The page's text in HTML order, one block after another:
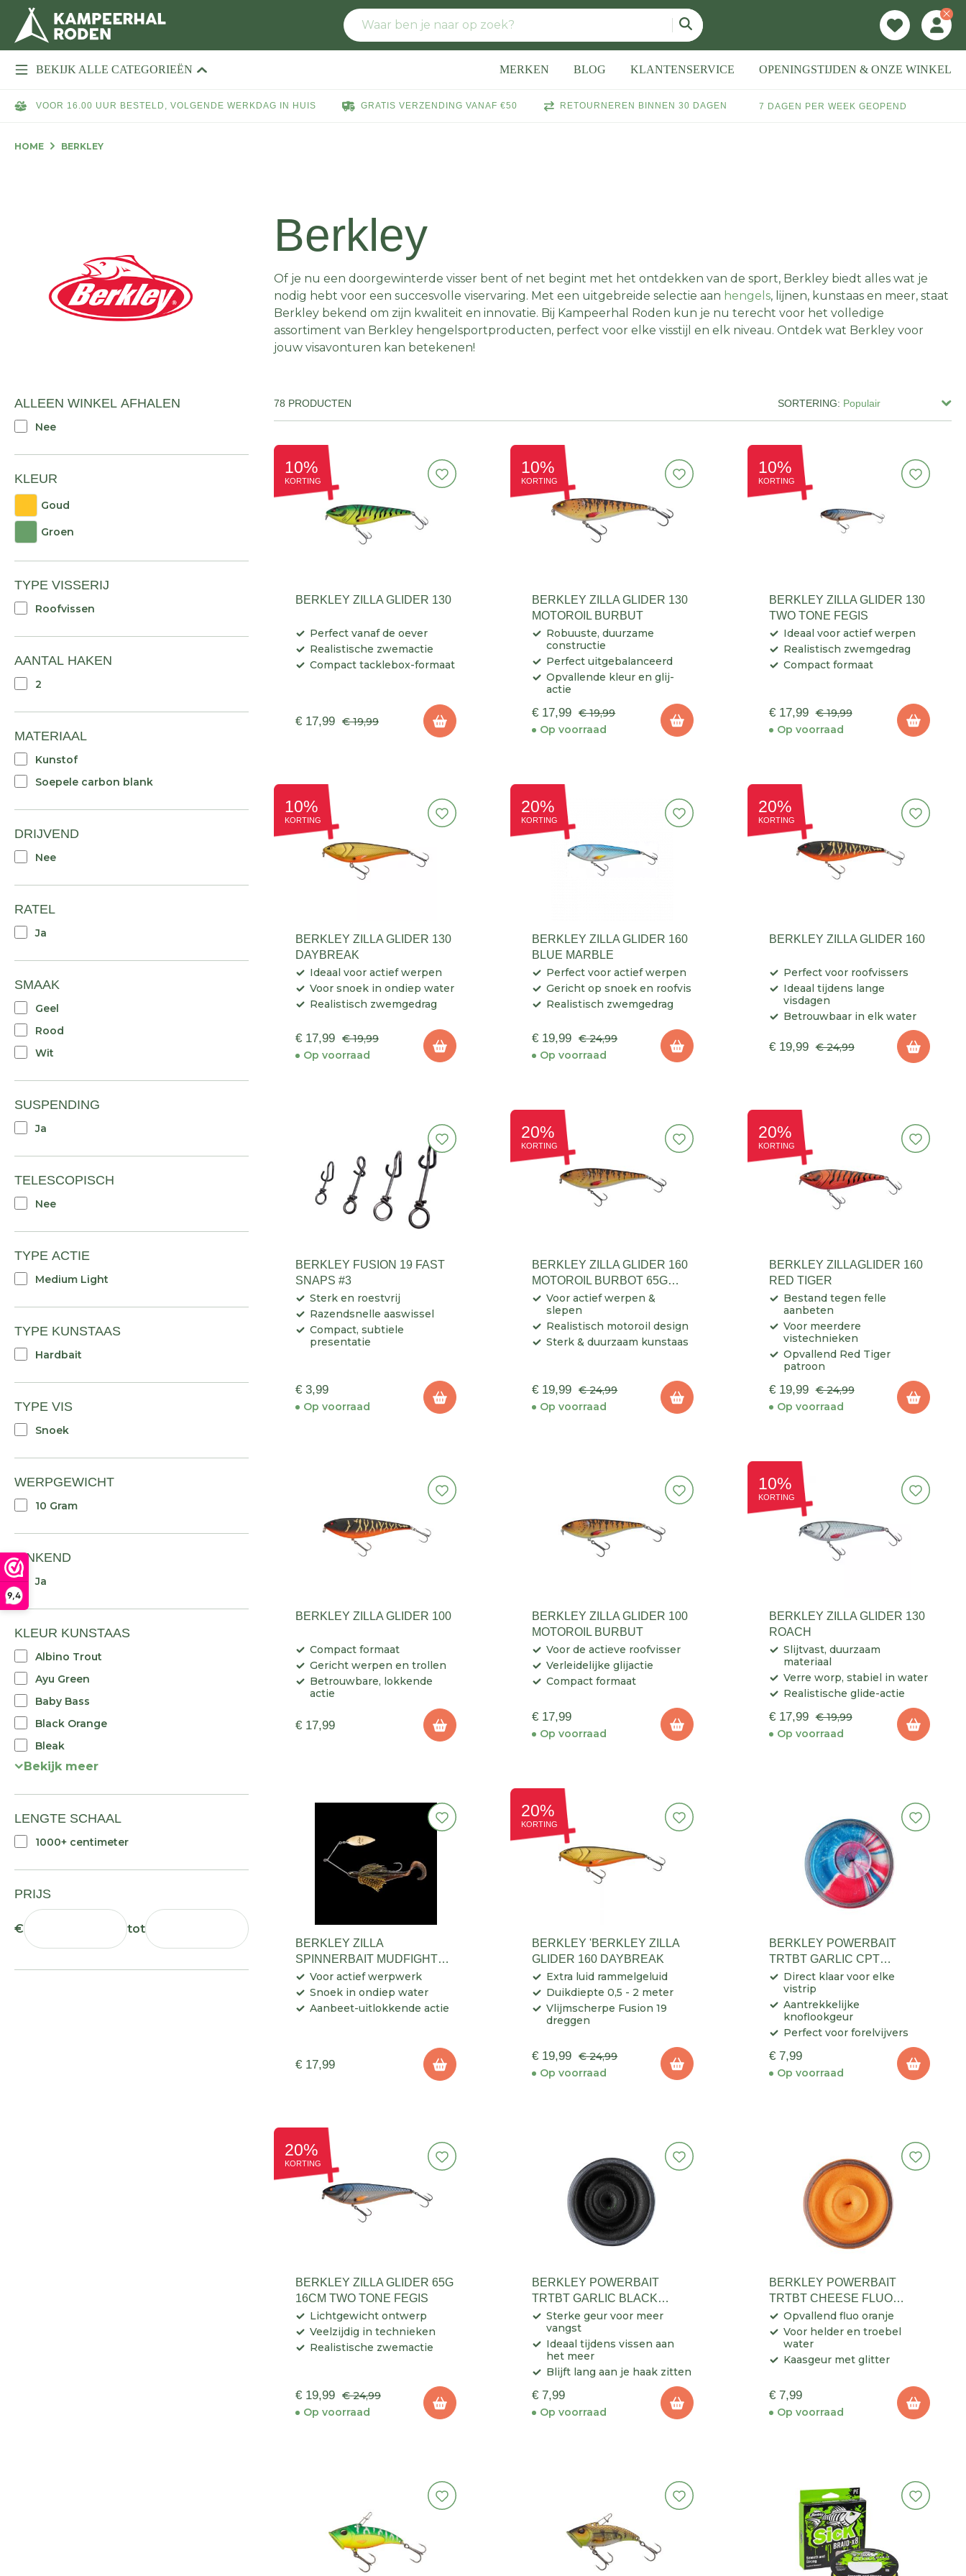
9,4
BEKIJK ALLE CATEGORIEËN MERKEN BLOG KLANTENSERVICE OPENINGSTIJDEN & ONZE WINKEL
VOOR 16.00 UUR BESTELD, VOLGENDE WERKDAG IN HUIS GRATIS VERZENDING VANAF €50 RETOURNEREN BINNEN 30 DAGEN 7 DAGEN PER WEEK GEOPEND
HOME BERKLEY
Berkley
Of je nu een doorgewinterde visser bent of net begint met het ontdekken van de sport, Berkley biedt alles wat je
nodig hebt voor een succesvolle viservaring. Met een uitgebreide selectie aan hengels, lijnen, kunstaas en meer, staat
Berkley bekend om zijn kwaliteit en innovatie. Bij Kampeerhal Roden kun je nu terecht voor het volledige
assortiment van Berkley hengelsportproducten, perfect voor elke visstijl en elk niveau. Ontdek wat Berkley voor
jouw visavonturen kan betekenen!
ALLEEN WINKEL AFHALEN
Nee
KLEUR
Goud
Groen
TYPE VISSERIJ
Roofvissen
AANTAL HAKEN
2
MATERIAAL
Kunstof
Soepele carbon blank
DRIJVEND
Nee
RATEL
Ja
SMAAK
Geel
Rood
Wit
SUSPENDING
Ja
TELESCOPISCH
Nee
TYPE ACTIE
Medium Light
TYPE KUNSTAAS
Hardbait
TYPE VIS
Snoek
WERPGEWICHT
10 Gram
ZINKEND
Ja
KLEUR KUNSTAAS
Albino Trout
Ayu Green
Baby Bass
Black Orange
Bleak
Bekijk meer
LENGTE SCHAAL
1000+ centimeter
PRIJS
€ tot
78 PRODUCTEN SORTERING:
10%
KORTING
BERKLEY ZILLA GLIDER 130
Perfect vanaf de oever
Realistische zwemactie
Compact tacklebox-formaat
€ 17,99 € 19,99
10%
KORTING
BERKLEY ZILLA GLIDER 130
MOTOROIL BURBUT
Robuuste, duurzame
constructie
Perfect uitgebalanceerd
Opvallende kleur en glij-
actie
€ 17,99 € 19,99
Op voorraad
10%
KORTING
BERKLEY ZILLA GLIDER 130
TWO TONE FEGIS
Ideaal voor actief werpen
Realistisch zwemgedrag
Compact formaat
€ 17,99 € 19,99
Op voorraad
10%
KORTING
BERKLEY ZILLA GLIDER 130
DAYBREAK
Ideaal voor actief werpen
Voor snoek in ondiep water
Realistisch zwemgedrag
€ 17,99 € 19,99
Op voorraad
20%
KORTING
BERKLEY ZILLA GLIDER 160
BLUE MARBLE
Perfect voor actief werpen
Gericht op snoek en roofvis
Realistisch zwemgedrag
€ 19,99 € 24,99
Op voorraad
20%
KORTING
BERKLEY ZILLA GLIDER 160
Perfect voor roofvissers
Ideaal tijdens lange
visdagen
Betrouwbaar in elk water
€ 19,99 € 24,99
BERKLEY FUSION 19 FAST
SNAPS #3
Sterk en roestvrij
Razendsnelle aaswissel
Compact, subtiele
presentatie
€ 3,99
Op voorraad
20%
KORTING
BERKLEY ZILLA GLIDER 160
MOTOROIL BURBOT 65G
16CMVoor actief werpen &
slepen
Realistisch motoroil design
Sterk & duurzaam kunstaas
€ 19,99 € 24,99
Op voorraad
20%
KORTING
BERKLEY ZILLAGLIDER 160
RED TIGER
Bestand tegen felle
aanbeten
Voor meerdere
vistechnieken
Opvallend Red Tiger
patroon
€ 19,99 € 24,99
Op voorraad
BERKLEY ZILLA GLIDER 100
Compact formaat
Gericht werpen en trollen
Betrouwbare, lokkende
actie
€ 17,99
BERKLEY ZILLA GLIDER 100
MOTOROIL BURBUT
Voor de actieve roofvisser
Verleidelijke glijactie
Compact formaat
€ 17,99
Op voorraad
10%
KORTING
BERKLEY ZILLA GLIDER 130
ROACH
Slijtvast, duurzaam
materiaal
Verre worp, stabiel in water
Realistische glide-actie
€ 17,99 € 19,99
Op voorraad
BERKLEY ZILLA
SPINNERBAIT MUDFIGHT
25GTVoor actief werpwerk
Snoek in ondiep water
Aanbeet-uitlokkende actie
€ 17,99
20%
KORTING
BERKLEY 'BERKLEY ZILLA
GLIDER 160 DAYBREAK
Extra luid rammelgeluid
Duikdiepte 0,5 - 2 meter
Vlijmscherpe Fusion 19
dreggen
€ 19,99 € 24,99
Op voorraad
BERKLEY POWERBAIT
TRTBT GARLIC CPT
AMERICA GLITTER
Direct klaar voor elke
vistrip
Aantrekkelijke
knoflookgeur
Perfect voor forelvijvers
€ 7,99
Op voorraad
20%
KORTING
BERKLEY ZILLA GLIDER 65G
16CM TWO TONE FEGIS
Lichtgewicht ontwerp
Veelzijdig in technieken
Realistische zwemactie
€ 19,99 € 24,99
Op voorraad
BERKLEY POWERBAIT
TRTBT GARLIC BLACK
GLITTER
Sterke geur voor meer
vangst
Ideaal tijdens vissen aan
het meer
Blijft lang aan je haak zitten
€ 7,99
Op voorraad
BERKLEY POWERBAIT
TRTBT CHEESE FLUO
ORANGE GLITTER
Opvallend fluo oranje
Voor helder en troebel
water
Kaasgeur met glitter
€ 7,99
Op voorraad